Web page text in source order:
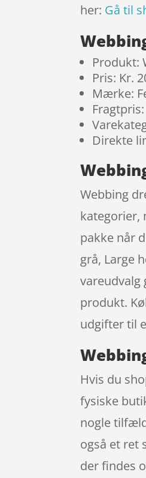
her: Gå til
Produkt:
Pris: Kr.
Mærke:
Direkte
Webbing
kategorier,
pakke når
grå, Large
vareudvalg
produkt.
udgifter til
Hvis du
fysiske
nogle
også et ret
der findes